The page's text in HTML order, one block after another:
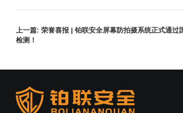
上一篇: 荣誉喜报 | 铂联安全屏幕防拍摄系统正式通过
检测！